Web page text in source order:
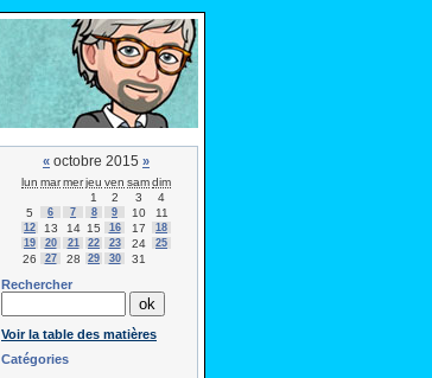
« octobre 2015 »
lun marmerjeu ven samdim
1
2 3
4
5
6 7 8 9 10 11
12 13 14 15 16 17
18
19
20 21 22 23 24 25
26 27 28 29 30 31
Rechercher
Voir la table des matières
Catégories